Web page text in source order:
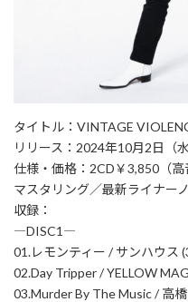
タイトル：VINTAGE
リリース：2024年10月2日（水
仕様・価格：2CD￥3,850（
マスタリング／最新ライナー
収録：
01.レモンティー / サンハウス
02.Day Tripper / YELLOW
03.Murder By The Music / 高